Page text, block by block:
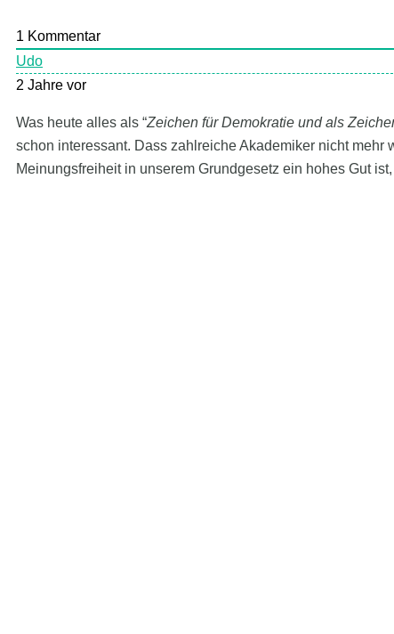
1 Kommentar
Udo
2 Jahre vor
Was heute alles als “Zeichen für Demokratie und als
schon interessant. Dass zahlreiche Akademiker nicht
Meinungsfreiheit in unserem Grundgesetz ein hohes Gut